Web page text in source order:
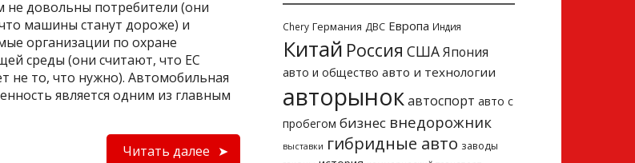
не довольны потребители (они
машины станут дороже) и
организации по охране
среды (они считают, что ЕС
не то, что нужно). Автомобильная
является одним из главным
Читать далее
Chery Германия ДВС Европа Индия
Китай Россия СШАЯпония
авто и общество авто и технологии
авторынокавтоспорт авто с
пробегом бизнес внедорожник
выставки гибридные авто заводы